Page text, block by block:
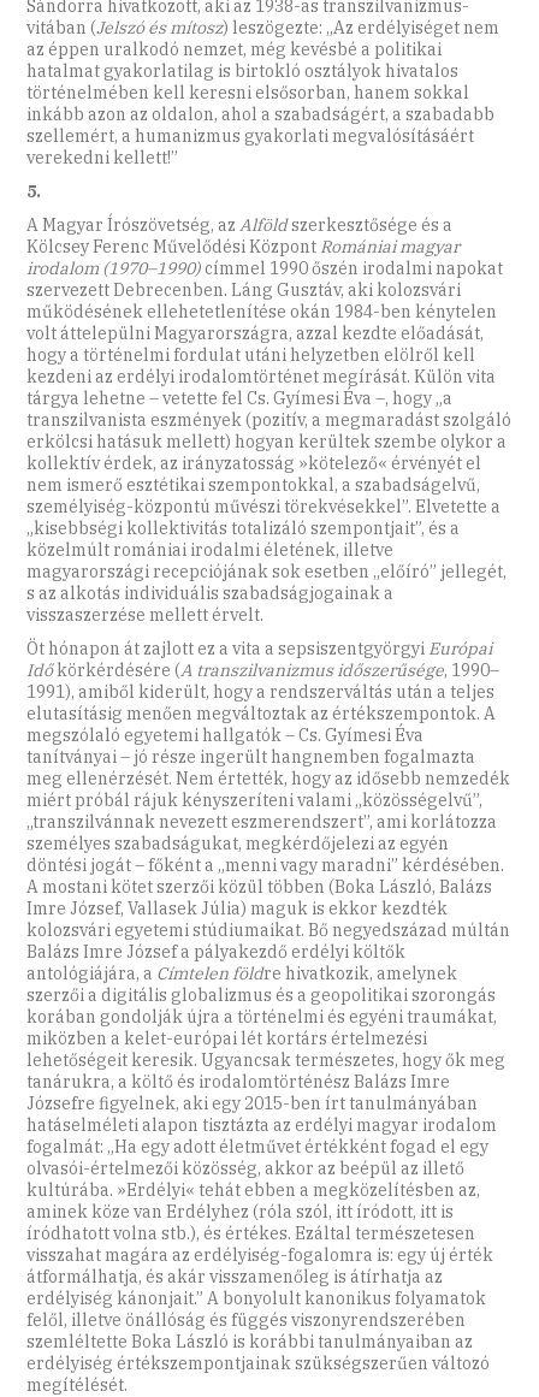
Sándorra hivatkozott, aki az 1938-as transzilvanizmus-
vitában (Jelszó és mítosz) leszögezte: „Az erdélyiséget nem
az éppen uralkodó nemzet, még kevésbé a politikai
hatalmat gyakorlatilag is birtokló osztályok hivatalos
történelmében kell keresni elsősorban, hanem sokkal
inkább azon az oldalon, ahol a szabadságért, a szabadabb
szellemért, a humanizmus gyakorlati megvalósításáért
verekedni kellett!”
5.
A Magyar Írószövetség, azAlföldszerkesztősége és a
Kölcsey Ferenc Művelődési Központ Romániai magyar
irodalom (1970–1990)címmel 1990 őszén irodalmi napokat
szervezett Debrecenben. Láng Gusztáv, aki kolozsvári
működésének ellehetetlenítése okán 1984-ben kénytelen
volt áttelepülni Magyarországra, azzal kezdte előadását,
hogy a történelmi fordulat utáni helyzetben elölről kell
kezdeni az erdélyi irodalomtörténet megírását. Külön vita
tárgya lehetne – vetette fel Cs. Gyímesi Éva –, hogy „a
transzilvanista eszmények (pozitív, a megmaradást szolgáló
erkölcsi hatásuk mellett) hogyan kerültek szembe olykor a
kollektív érdek, az irányzatosság »kötelező« érvényét el
nem ismerő esztétikai szempontokkal, a szabadságelvű,
személyiség-központú művészi törekvésekkel”. Elvetette a
„kisebbségi kollektivitás totalizáló szempontjait”, és a
közelmúlt romániai irodalmi életének, illetve
magyarországi recepciójának sok esetben „előíró” jellegét,
s az alkotás individuális szabadságjogainak a
visszaszerzése mellett érvelt.
Öt hónapon át zajlott ez a vita a sepsiszentgyörgyi Európai
Időkörkérdésére (A transzilvanizmus időszerűsége, 1990–
1991), amiből kiderült, hogy a rendszerváltás után a teljes
elutasításig menően megváltoztak az értékszempontok. A
megszólaló egyetemi hallgatók – Cs. Gyímesi Éva
tanítványai – jó része ingerült hangnemben fogalmazta
meg ellenérzését. Nem értették, hogy az idősebb nemzedék
miért próbál rájuk kényszeríteni valami „közösségelvű”,
„transzilvánnak nevezett eszmerendszert”, ami korlátozza
személyes szabadságukat, megkérdőjelezi az egyén
döntési jogát – főként a „menni vagy maradni” kérdésében.
A mostani kötet szerzői közül többen (Boka László, Balázs
Imre József, Vallasek Júlia) maguk is ekkor kezdték
kolozsvári egyetemi stúdiumaikat. Bő negyedszázad múltán
Balázs Imre József a pályakezdő erdélyi költők
antológiájára, a Címtelen földre hivatkozik, amelynek
szerzői a digitális globalizmus és a geopolitikai szorongás
korában gondolják újra a történelmi és egyéni traumákat,
miközben a kelet-európai lét kortárs értelmezési
lehetőségeit keresik. Ugyancsak természetes, hogy ők meg
tanárukra, a költő és irodalomtörténész Balázs Imre
Józsefre figyelnek, aki egy 2015-ben írt tanulmányában
hatáselméleti alapon tisztázta az erdélyi magyar irodalom
fogalmát: „Ha egy adott életművet értékként fogad el egy
olvasói-értelmezői közösség, akkor az beépül az illető
kultúrába. »Erdélyi« tehát ebben a megközelítésben az,
aminek köze van Erdélyhez (róla szól, itt íródott, itt is
íródhatott volna stb.), és értékes. Ezáltal természetesen
visszahat magára az erdélyiség-fogalomra is: egy új érték
átformálhatja, és akár visszamenőleg is átírhatja az
erdélyiség kánonjait.” A bonyolult kanonikus folyamatok
felől, illetve önállóság és függés viszonyrendszerében
szemléltette Boka László is korábbi tanulmányaiban az
erdélyiség értékszempontjainak szükségszerűen változó
megítélését.